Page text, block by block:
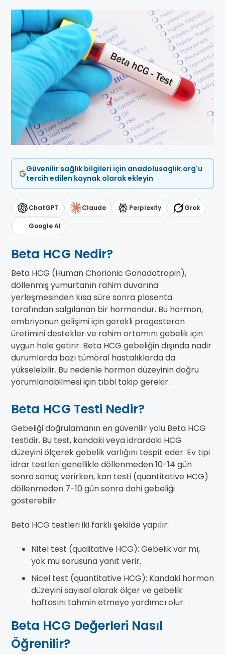
Güvenilir sağlık bilgileri için anadolusaglik.org'u
tercih edilen kaynak olarak ekleyin
ChatGPT Claude Perplexity Grok
Google AI
Beta HCG Nedir?
Beta HCG (Human Chorionic Gonadotropin),
döllenmiş yumurtanın rahim duvarına
yerleşmesinden kısa süre sonra plasenta
tarafından salgılanan bir hormondur. Bu hormon,
embriyonun gelişimi için gerekli progesteron
üretimini destekler ve rahim ortamını gebelik için
uygun hale getirir. Beta HCG gebeliğin dışında nadir
durumlarda bazı tümöral hastalıklarda da
yükselebilir. Bu nedenle hormon düzeyinin doğru
yorumlanabilmesi için tıbbi takip gerekir.
Beta HCG Testi Nedir?
Gebeliği doğrulamanın en güvenilir yolu Beta HCG
testidir. Bu test, kandaki veya idrardaki HCG
düzeyini ölçerek gebelik varlığını tespit eder. Ev tipi
idrar testleri genellikle döllenmeden 10-14 gün
sonra sonuç verirken, kan testi (quantitative HCG)
döllenmeden 7-10 gün sonra dahi gebeliği
gösterebilir.
Beta HCG testleri iki farklı şekilde yapılır:
Nitel test (qualitative HCG): Gebelik var mı,
yok mu sorusuna yanıt verir.
Nicel test (quantitative HCG): Kandaki hormon
düzeyini sayısal olarak ölçer ve gebelik
haftasını tahmin etmeye yardımcı olur.
Beta HCG Değerleri Nasıl
Öğrenilir?